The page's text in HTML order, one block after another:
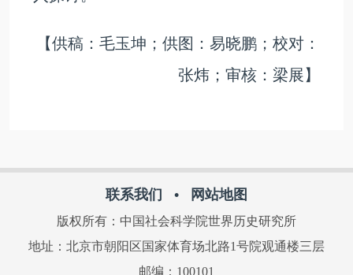
【供稿：毛玉坤；供图：易晓鹏；校对：
张炜；审核：梁展】
联系我们 • 网站地图
版权所有：中国社会科学院世界历史研究所
地址：北京市朝阳区国家体育场北路1号院观通楼三层
邮编：100101